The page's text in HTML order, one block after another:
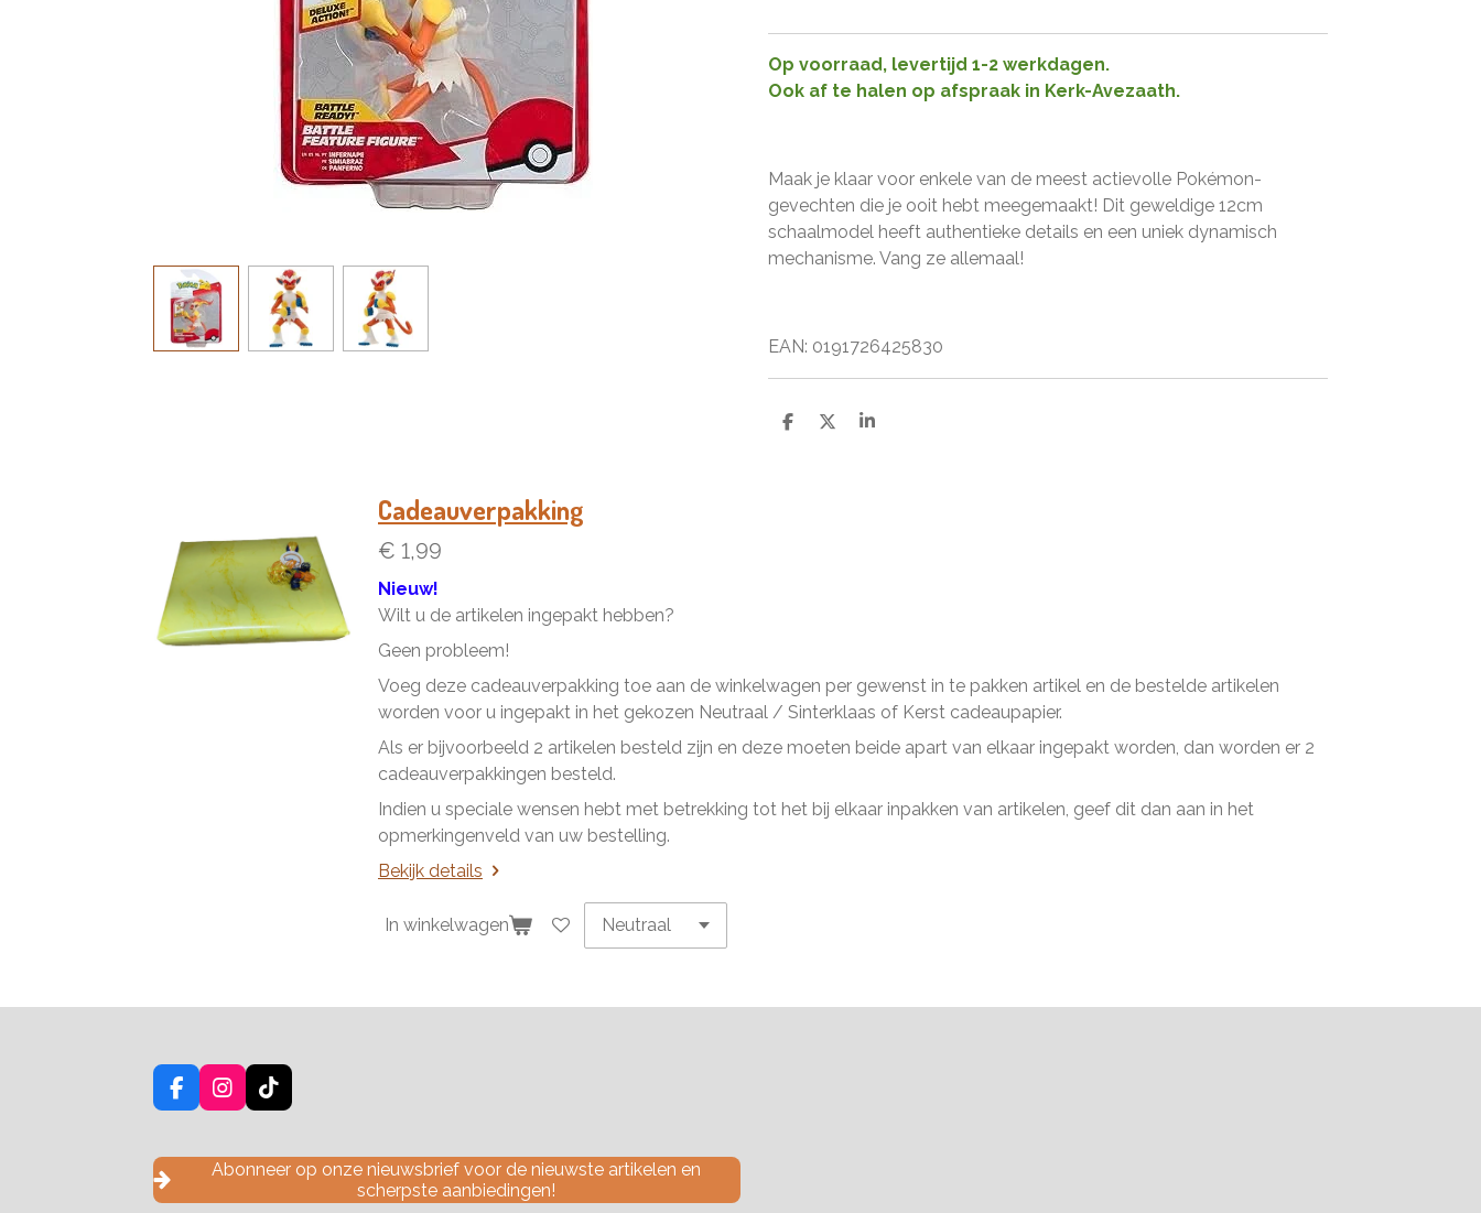
Op voorraad, levertijd 1-2 werkdagen.
Ook af te halen op afspraak in Kerk-Avezaath.
Maak je klaar voor enkele van de meest actievolle Pokémon-
gevechten die je ooit hebt meegemaakt! Dit geweldige 12cm
schaalmodel heeft authentieke details en een uniek dynamisch
mechanisme. Vang ze allemaal!
EAN: 0191726425830
D
D
S
Cadeauverpakking
€ 1,99
Nieuw!
Wilt u de artikelen ingepakt hebben?
Geen probleem!
Voeg deze cadeauverpakking toe aan de winkelwagen per gewenst in te pakken artikel en de bestelde artikelen
worden voor u ingepakt in het gekozen Neutraal / Sinterklaas of Kerst cadeaupapier.
Als er bijvoorbeeld 2 artikelen besteld zijn en deze moeten beide apart van elkaar ingepakt worden, dan worden er 2
cadeauverpakkingen besteld.
Indien u speciale wensen hebt met betrekking tot het bij elkaar inpakken van artikelen, geef dit dan aan in het
opmerkingenveld van uw bestelling.
Bekijk details
In winkelwagen
F
a
e
o
I
n
t
a
g
T
i
T
o
k
Abonneer op onze nieuwsbrief voor de nieuwste artikelen en
scherpste aanbiedingen!